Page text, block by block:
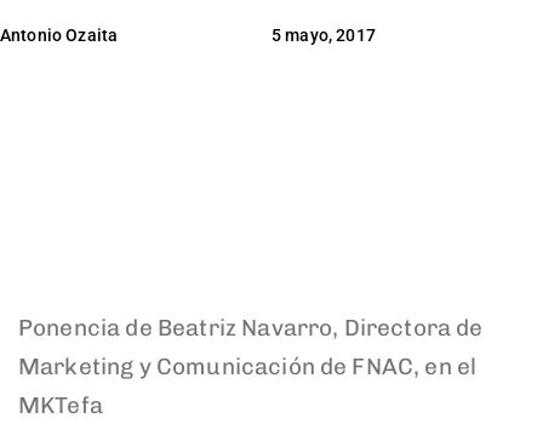
Antonio Ozaita 5 mayo, 2017
Ponencia de Beatriz Navarro, Directora de
Marketing y Comunicación de FNAC, en el
MKTefa